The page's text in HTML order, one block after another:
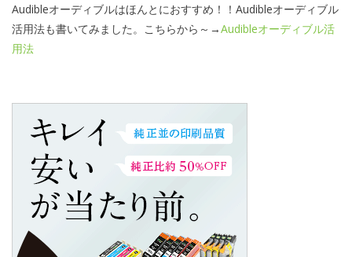
Audibleオーディブルはほんとにおすすめ！！Audibleオーディブル
活用法も書いてみました。こちらから～→Audibleオーディブル活
用法